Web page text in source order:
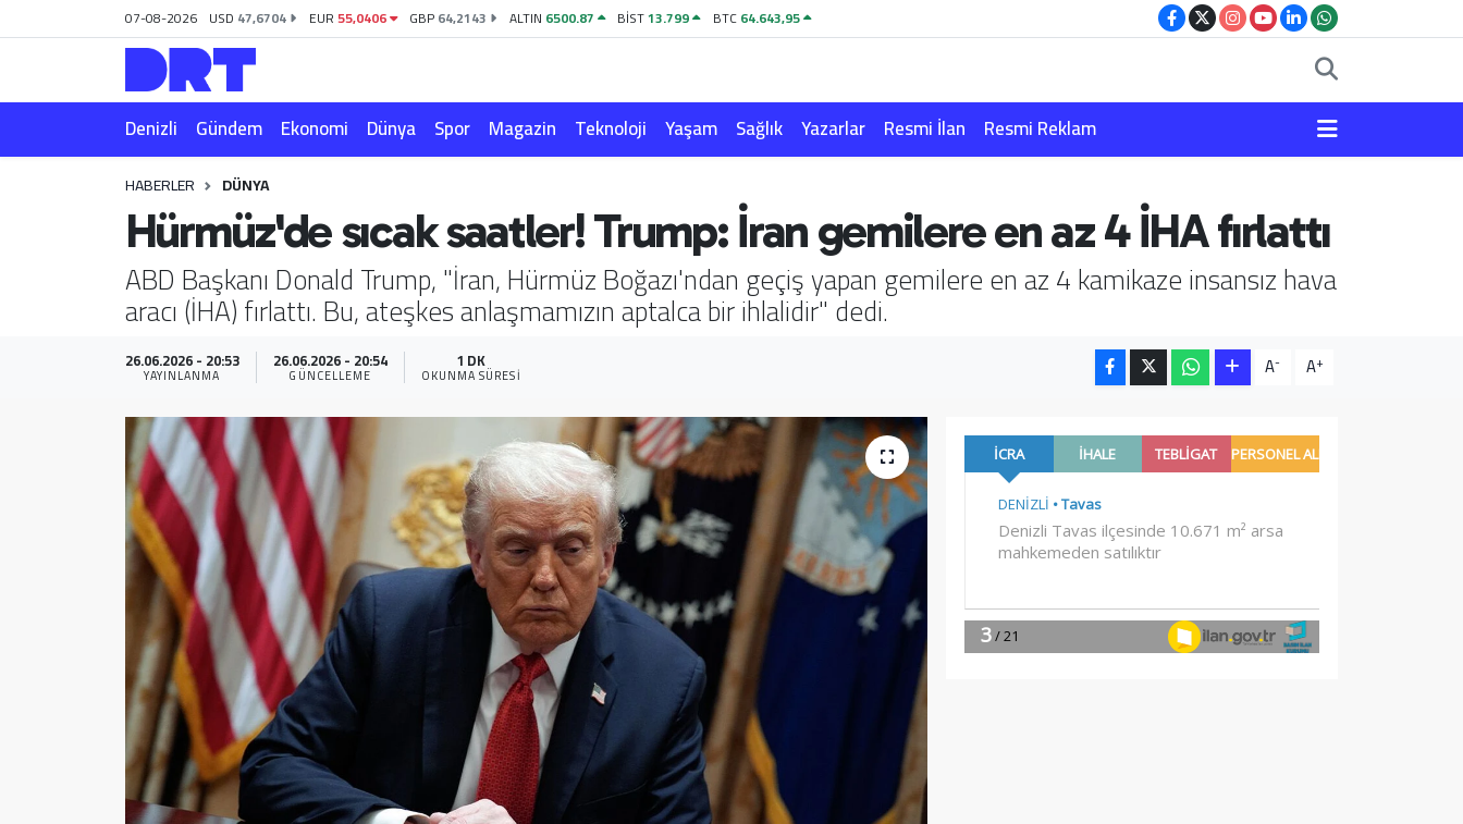
07-08-2026 USD 47,6704 EUR55,0406 GBP64,2143 ALTIN 6500.87 BİST13.799 BTC64.643,95
Denizli Gündem Ekonomi Dünya Spor Magazin Teknoloji Yaşam Sağlık Yazarlar Resmi İlan Resmi Reklam
HABERLER DÜNYA
Hürmüz'de sıcak saatler! Trump: İran gemilere en az 4 İHA fırlattı
ABD Başkanı Donald Trump, "İran, Hürmüz Boğazı'ndan geçiş yapan gemilere en az 4 kamikaze insansız hava
aracı (İHA) fırlattı. Bu, ateşkes anlaşmamızın aptalca bir ihlalidir" dedi.
26.06.2026 - 20:53
YAYINLANMA
26.06.2026 - 20:54
GÜNCELLEME
1 DK
OKUNMA SÜRESI A- A+
Gündem
Ekonomi
Magazin
Teknoloji
Yazarlar
Resmi İlan
Resmi Reklam
Hava Durumu
Trafik Durumu
Puan Durumu ve Fikstür
Tüm Manşetler
Son Dakika Haberleri
Haber Arşivi